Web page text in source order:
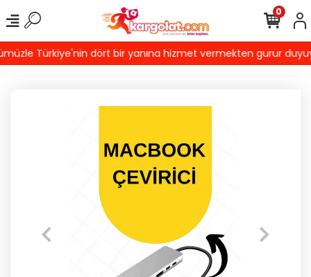
Türkiye'nin dört bir yanına hizmet vermekten gurur
0